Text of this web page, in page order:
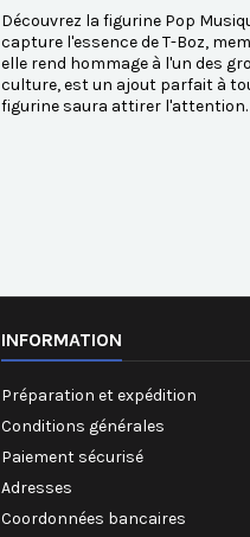
Découvrez la figurine Pop
capture l'essence de T-Boz,
elle rend hommage à l'un des
culture, est un ajout parfait à
figurine saura attirer l'attention.
INFORMATION
Préparation et expédition
Conditions générales
Paiement sécurisé
Adresses
Coordonnées bancaires